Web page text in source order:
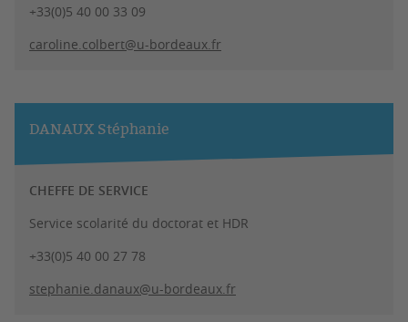
+33(0)5 40 00 33 09
caroline.colbert@u-bordeaux.fr
DANAUX Stéphanie
CHEFFE DE SERVICE
Service scolarité du doctorat et HDR
+33(0)5 40 00 27 78
stephanie.danaux@u-bordeaux.fr